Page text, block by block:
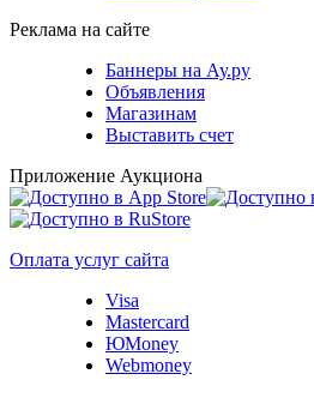
Реклама на сайте
Баннеры на Ау.ру
Объявления
Магазинам
Выставить счет
Приложение Аукциона
Оплата услуг сайта
Visa
Mastercard
ЮMoney
Webmoney